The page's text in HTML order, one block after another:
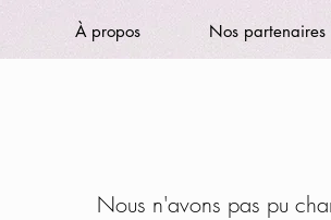
À propos Nos partenaires
Nous n'avons pas pu